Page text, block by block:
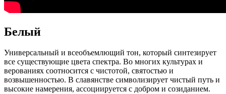
Белый
Универсальный и всеобъемлющий тон, который синтезирует
все существующие цвета спектра. Во многих культурах и
верованиях соотносится с чистотой, святостью и
возвышенностью. В славянстве символизирует чистый путь и
высокие намерения, ассоциируется с добром и созиданием.